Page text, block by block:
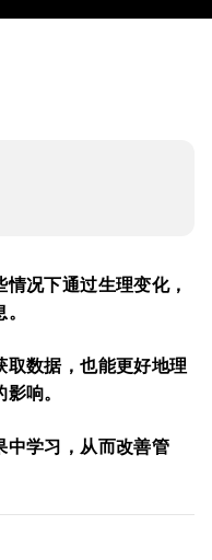
况下通过生理变化，
数据，也能更好地理
响。
中学习，从而改善管